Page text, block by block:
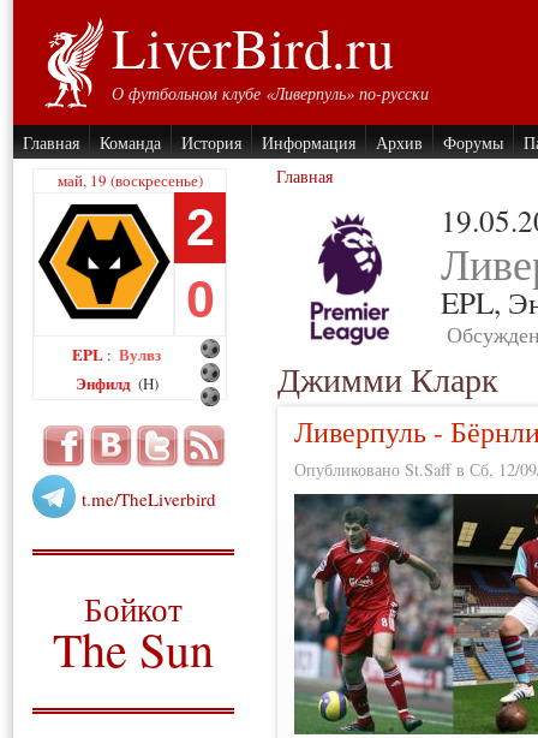
LiverBird.ru
О футбольном клубе «Ливерпуль» по-русски
Главная Команда История Информация Архив Форумы
май, 19 (воскресенье)
2
0
EPL : Вулвз
Энфилд (H)
t.me/TheLiverbird
Бойкот
The Sun
Главная
EPL,
Джимми Кларк
Ливерпуль -
Опубликовано St.Saff в Сб, 12/